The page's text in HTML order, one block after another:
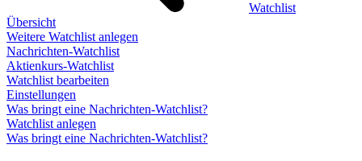
Watchlist
Übersicht
Weitere Watchlist anlegen
Nachrichten-Watchlist
Aktienkurs-Watchlist
Watchlist bearbeiten
Einstellungen
Was bringt eine Nachrichten-Watchlist?
Watchlist anlegen
Was bringt eine Nachrichten-Watchlist?